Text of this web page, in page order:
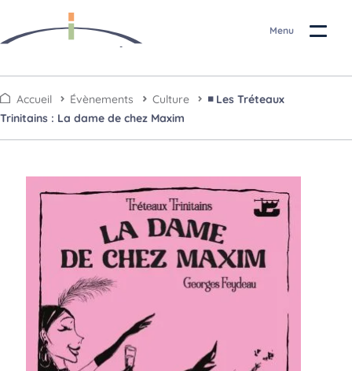
A
ll
e
à
l
a
n
a
v
i
g
a
ti
o
A
ll
e
a
u
c
o
n
t
e
n
u
Menu
Accueil Évènements Culture
◾ Les Tréteaux
Trinitains : La dame de chez Maxim